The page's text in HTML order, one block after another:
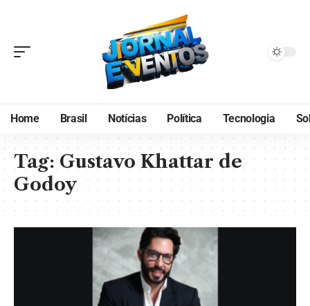
Home Brasil Notícias Política Tecnologia
Tag:Gustavo Khattar de
Godoy